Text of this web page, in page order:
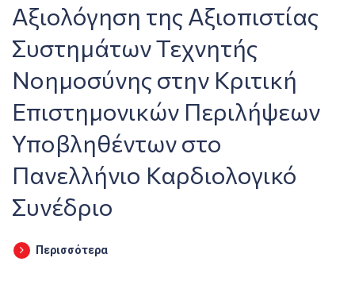
Αξιολόγηση της Αξιοπιστίας
Συστημάτων Τεχνητής
Νοημοσύνης στην Κριτική
Επιστημονικών Περιλήψεων
Υποβληθέντων στο
Πανελλήνιο Καρδιολογικό
Συνέδριο
Περισσότερα